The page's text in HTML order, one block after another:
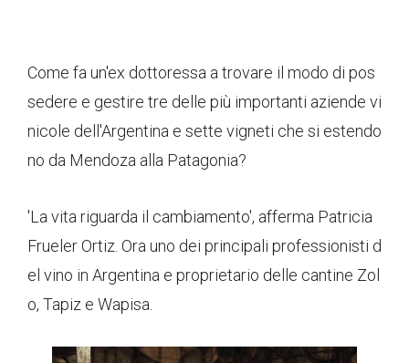
Come fa un'ex dottoressa a trovare il modo di pos
sedere e gestire tre delle più importanti aziende vi
nicole dell'Argentina e sette vigneti che si estendo
no da Mendoza alla Patagonia?
'La vita riguarda il cambiamento', afferma Patricia
Frueler Ortiz. Ora uno dei principali professionisti d
el vino in Argentina e proprietario delle cantine Zol
o, Tapiz e Wapisa.